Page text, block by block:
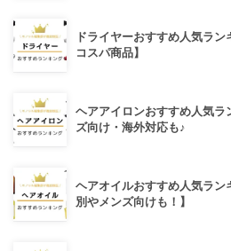
ドライヤーおすすめ人気ラ
コスパ商品】
ヘアアイロンおすすめ人気
ズ向け・海外対応も♪
ヘアオイルおすすめ人気ラ
別やメンズ向けも！】